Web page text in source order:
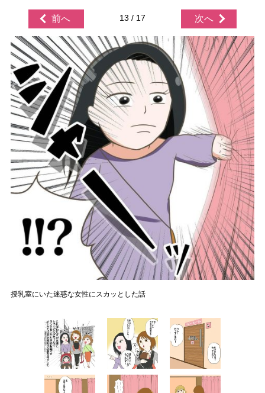
前へ 13 / 17 次へ
授乳室にいた迷惑な女性にスカッとした話